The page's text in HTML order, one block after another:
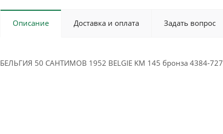
Описание Доставка и оплата Задать вопрос
БЕЛЬГИЯ 50 САНТИМОВ 1952 BELGIE KM 145 бронза 4384-727